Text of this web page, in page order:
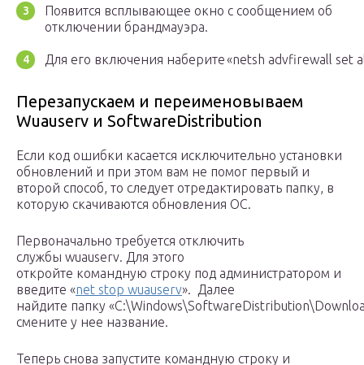
Появится всплывающее окно с сообщением об
отключении брандмауэра.
Для его включения наберите «netsh advfirewall set
Перезапускаем и переименовываем
Wuauserv и SoftwareDistribution
Если код ошибки касается исключительно установки
обновлений и при этом вам не помог первый и
второй способ, то следует отредактировать папку, в
которую скачиваются обновления ОС.
Первоначально требуется отключить
службы wuauserv. Для этого
откройте командную строку под администратором и
введите «net stop wuauserv». Далее
найдите папку
смените у нее название.
Теперь снова запустите командную строку и